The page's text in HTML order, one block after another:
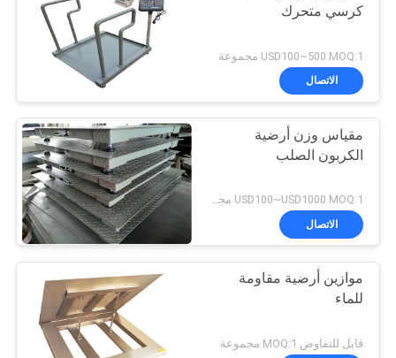
كرسي متحرك
USD100~500 MOQ:1 مجموعة
الاتصال
مقياس وزن أرضية
الكربون الصلب
USD100~USD1000 MOQ:1 مجموعة
الاتصال
موازين أرضية مقاومة
للماء
قابل للتفاوض MOQ:1 مجموعة